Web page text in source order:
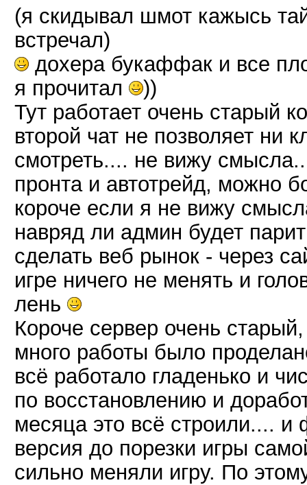
(я скидывал шмот кажысь
встречал)
дохера букаффак и все
я прочитал
))
Тут работает очень старый
второй чат не позволяет ни
смотреть.... не вижу
пронта и автотрейд, можно
короче если я не вижу
навряд ли админ будет
сделать веб рынок - через
игре ничего не менять и
лень
Короче сервер очень
много работы было
всё работало гладенько и
по восстановлению и
месяца это всё строили....
версия до порезки игры
сильно меняли игру. По